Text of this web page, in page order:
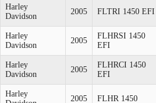
Harley
Davidson
2005 FLTRI 1450 EFI
Harley
Davidson
2005
FLHRSI 1450
EFI
Harley
Davidson
2005
FLHRCI 1450
EFI
Harley
2005 FLHR 1450